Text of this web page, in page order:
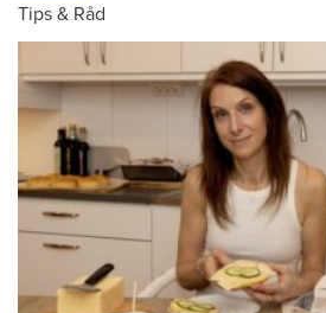
Tips & Råd